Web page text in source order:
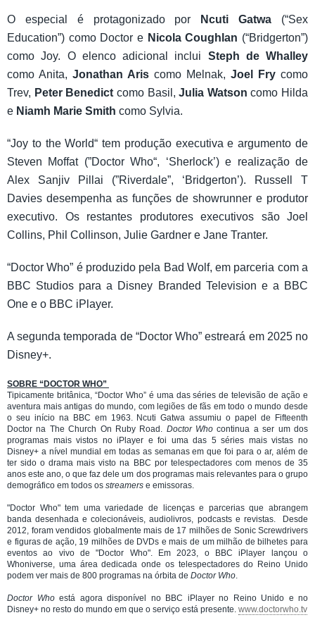
O especial é protagonizado por Ncuti Gatwa (“Sex
Education”) como Doctor e Nicola Coughlan (“Bridgerton”)
como Joy. O elenco adicional inclui Steph de Whalley
como Anita, Jonathan Aris como Melnak, Joel Fry como
Trev, Peter Benedict como Basil,Julia Watson como Hilda
e Niamh Marie Smith como Sylvia.
“Joy to the World“ tem produção executiva e argumento de
Steven Moffat (”Doctor Who“, ‘Sherlock’) e realização de
Alex Sanjiv Pillai (”Riverdale”, ‘Bridgerton’). Russell T
Davies desempenha as funções de showrunner e produtor
executivo. Os restantes produtores executivos são Joel
Collins, Phil Collinson, Julie Gardner e Jane Tranter.
“Doctor Who” é produzido pela Bad Wolf, em parceria com a
BBC Studios para a Disney Branded Television e a BBC
One e o BBC iPlayer.
A segunda temporada de “Doctor Who” estreará em 2025 no
Disney+.
SOBRE “DOCTOR WHO”
Tipicamente britânica, “Doctor Who” é uma das séries de televisão de ação e
aventura mais antigas do mundo, com legiões de fãs em todo o mundo desde
o seu início na BBC em 1963. Ncuti Gatwa assumiu o papel de Fifteenth
Doctor na The Church On Ruby Road. Doctor Who continua a ser um dos
programas mais vistos no iPlayer e foi uma das 5 séries mais vistas no
Disney+ a nível mundial em todas as semanas em que foi para o ar, além de
ter sido o drama mais visto na BBC por telespectadores com menos de 35
anos este ano, o que faz dele um dos programas mais relevantes para o grupo
demográfico em todos os streamers e emissoras.
"Doctor Who" tem uma variedade de licenças e parcerias que abrangem
banda desenhada e colecionáveis, audiolivros, podcasts e revistas. Desde
2012, foram vendidos globalmente mais de 17 milhões de Sonic Screwdrivers
e figuras de ação, 19 milhões de DVDs e mais de um milhão de bilhetes para
eventos ao vivo de "Doctor Who". Em 2023, o BBC iPlayer lançou o
Whoniverse, uma área dedicada onde os telespectadores do Reino Unido
podem ver mais de 800 programas na órbita de Doctor Who.
Doctor Whoestá agora disponível no BBC iPlayer no Reino Unido e no
Disney+ no resto do mundo em que o serviço está presente. www.doctorwho.tv